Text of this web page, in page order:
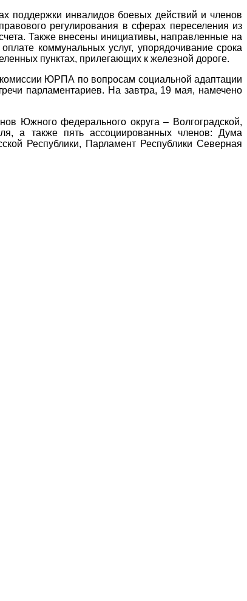
поддержки инвалидов боевых действий и членов
регулирования в сферах переселения из
Также внесены инициативы, направленные на
коммунальных услуг, упорядочивание срока
пунктах, прилегающих к железной дороге.
ЮРПА по вопросам социальной адаптации
парламентариев. На завтра, 19 мая, намечено
Южного федерального округа – Волгоградской,
а также пять ассоциированных членов: Дума
Республики, Парламент Республики Северная